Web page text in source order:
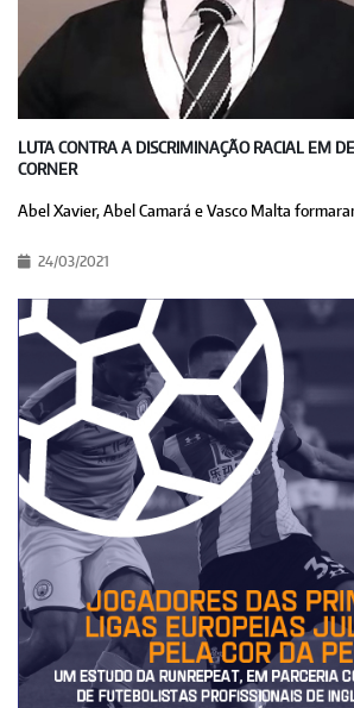
LUTA CONTRA A DISCRIMINAÇÃO RACIAL EM
CORNER
Abel Xavier, Abel Camará e Vasco Malta
24/03/2021